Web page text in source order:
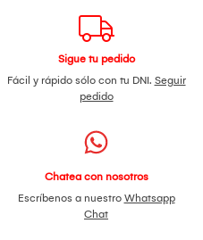
Sigue tu pedido
Fácil y rápido sólo con tu DNI. Seguir
pedido
Chatea con nosotros
Escríbenos a nuestro Whatsapp
Chat